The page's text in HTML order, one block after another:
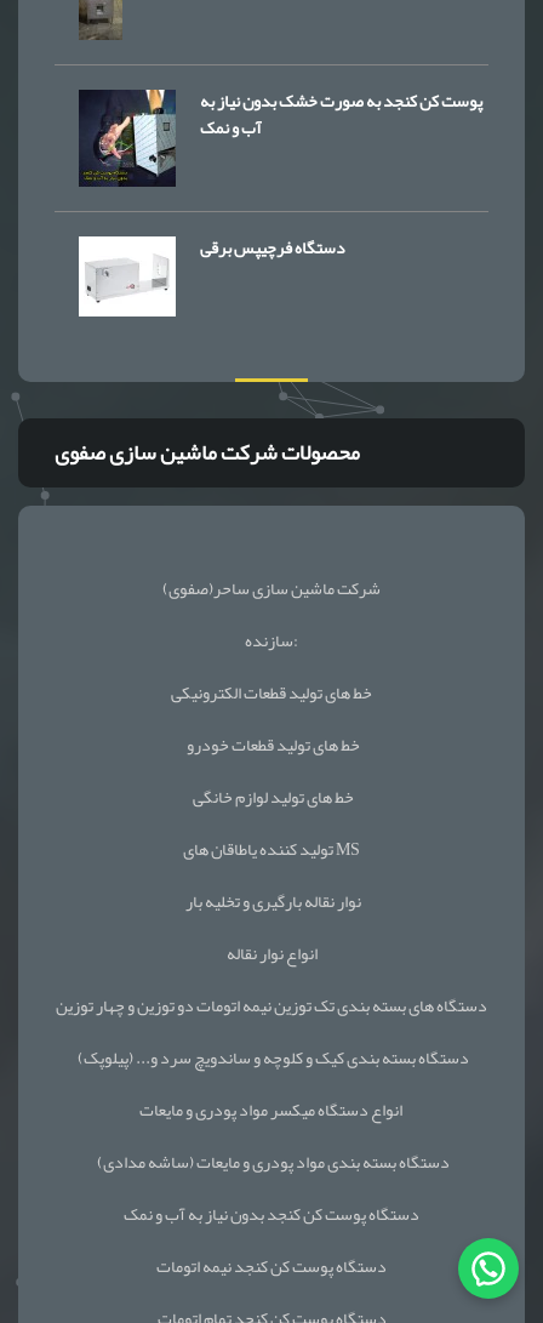
پوست کن کنجد به صورت خشک بدون نیاز به
آب و نمک
دستگاه فرچیپس برقی
محصولات شرکت ماشین سازی صفوی
شرکت ماشین سازی ساحر(صفوی)
سازنده:
خط های تولید قطعات الکترونیکی
خط های تولید قطعات خودرو
خط های تولید لوازم خانگی
تولید کننده یاطاقان های MS
نوار نقاله بارگیری و تخلیه بار
انواع نوار نقاله
دستگاه های بسته بندی تک توزین نیمه اتومات دو توزین و چهار توزین
دستگاه بسته بندی کیک و کلوچه و ساندویچ سرد و... (پیلوپک)
انواع دستگاه میکسر مواد پودری و مایعات
دستگاه بسته بندی مواد پودری و مایعات (ساشه مدادی)
دستگاه پوست کن کنجد نیمه اتومات